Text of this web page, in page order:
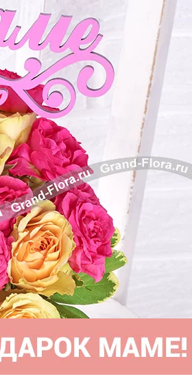
Свидание
Спасибо!
Юбилей
Подруге
Сестре
Брату
Врачу
Коллеге
Бабушке
Дедушке